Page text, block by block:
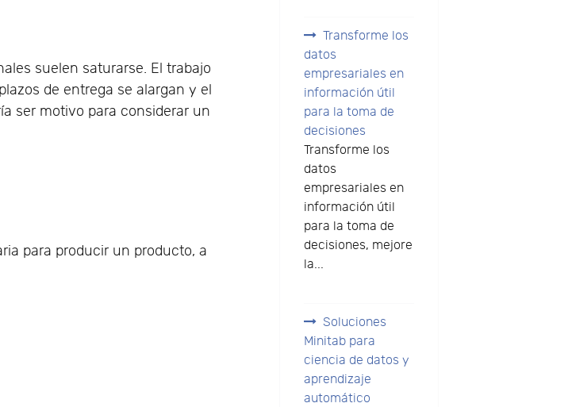
suelen saturarse. El trabajo
de entrega se alargan y el
ser motivo para considerar un
para producir un producto, a
Transforme los
datos
empresariales en
información útil
para la toma de
decisiones
Transforme los
datos
empresariales en
información útil
para la toma de
decisiones, mejore
la...
Soluciones
Minitab para
ciencia de datos y
aprendizaje
automático